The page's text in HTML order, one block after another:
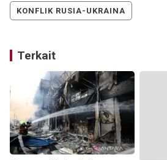
KONFLIK RUSIA-UKRAINA
Terkait